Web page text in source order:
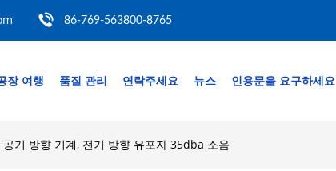
86-769-563800-8765
장 여행 품질 관리 연락주세요 뉴스 인용문을 요구하세요
기 방향 기계, 전기 방향 유포자 35dba 소음